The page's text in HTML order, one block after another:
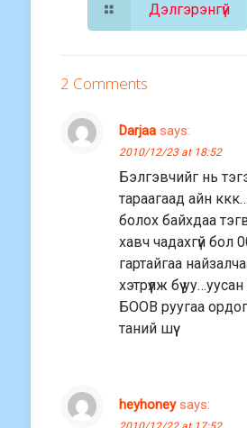
Дэлгэрэнгүй
2 Comments
Darjaa says:
2010/12/23 at 18:52
Бэлгэвчийг нь
тараагаад айн
болох байхдаа
хавч чадахгүй бол
гартайгаа
хэтрүүлж бүү
БООВ руугаа ордог
таний шүү
heyhoney says: